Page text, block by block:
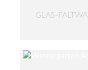
GLAS-